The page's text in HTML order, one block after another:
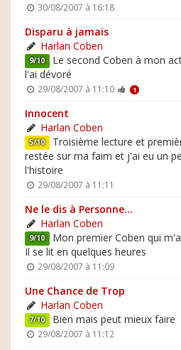
30/08/2007 à 16:18
Disparu à jamais
Harlan Coben
9/10 Le second Coben à mon
l'ai dévoré
29/08/2007 à 11:10 1
Innocent
Harlan Coben
5/10 Troisième lecture et
restée sur ma faim et j'ai eu un
l'histoire
29/08/2007 à 11:11
Ne le dis à Personne...
Harlan Coben
9/10 Mon premier Coben qui
Il se lit en quelques heures
29/08/2007 à 11:09
Une Chance de Trop
Harlan Coben
7/10 Bien mais peut mieux faire
29/08/2007 à 11:12